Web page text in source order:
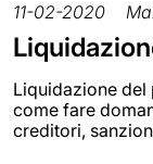
11-02-2020
Liquidazione
come fare
creditori,